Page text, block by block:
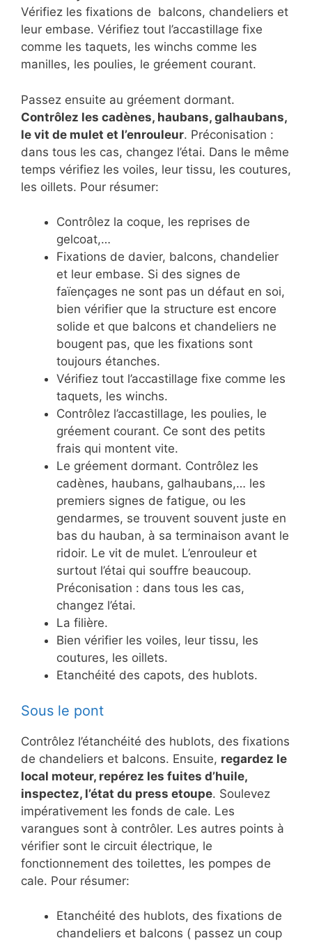
Vérifiez les fixations de balcons, chandeliers et
leur embase. Vérifiez tout l’accastillage fixe
comme les taquets, les winchs comme les
manilles, les poulies, le gréement courant.
Passez ensuite au gréement dormant.
Contrôlez les cadènes, haubans, galhaubans,
le vit de mulet et l’enrouleur. Préconisation :
dans tous les cas, changez l’étai. Dans le même
temps vérifiez les voiles, leur tissu, les coutures,
les oillets. Pour résumer:
Contrôlez la coque, les reprises de
gelcoat,…
Fixations de davier, balcons, chandelier
et leur embase. Si des signes de
faïençages ne sont pas un défaut en soi,
bien vérifier que la structure est encore
solide et que balcons et chandeliers ne
bougent pas, que les fixations sont
toujours étanches.
Vérifiez tout l’accastillage fixe comme les
taquets, les winchs.
Contrôlez l’accastillage, les poulies, le
gréement courant. Ce sont des petits
frais qui montent vite.
Le gréement dormant. Contrôlez les
cadènes, haubans, galhaubans,… les
premiers signes de fatigue, ou les
gendarmes, se trouvent souvent juste en
bas du hauban, à sa terminaison avant le
ridoir. Le vit de mulet. L’enrouleur et
surtout l’étai qui souffre beaucoup.
Préconisation : dans tous les cas,
changez l’étai.
La filière.
Bien vérifier les voiles, leur tissu, les
coutures, les oillets.
Etanchéité des capots, des hublots.
Sous le pont
Contrôlez l’étanchéité des hublots, des fixations
de chandeliers et balcons. Ensuite, regardez le
local moteur, repérez les fuites d’huile,
inspectez, l’état du press etoupe. Soulevez
impérativement les fonds de cale. Les
varangues sont à contrôler. Les autres points à
vérifier sont le circuit électrique, le
fonctionnement des toilettes, les pompes de
cale. Pour résumer:
Etanchéité des hublots, des fixations de
chandeliers et balcons ( passez un coup